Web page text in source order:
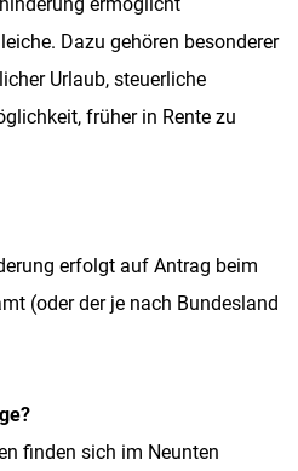
Dazu gehören besonderer
Urlaub, steuerliche
früher in Rente zu
erfolgt auf Antrag beim
(oder der je nach Bundesland
finden sich im Neunten